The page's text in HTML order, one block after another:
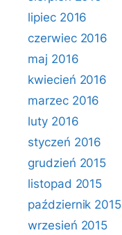
lipiec 2016
czerwiec 2016
maj 2016
kwiecień 2016
marzec 2016
luty 2016
styczeń 2016
grudzień 2015
listopad 2015
październik 2015
wrzesień 2015